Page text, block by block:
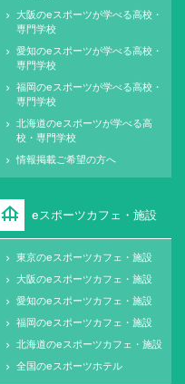
keyboard_arrow_right
大阪のeスポーツが学べる高校・
専門学校
keyboard_arrow_right
愛知のeスポーツが学べる高校・
専門学校
keyboard_arrow_right
福岡のeスポーツが学べる高校・
専門学校
keyboard_arrow_right
北海道のeスポーツが学べる高
校・専門学校
keyboard_arrow_right 情報掲載ご希望の方へ
foundation eスポーツカフェ・施設
keyboard_arrow_right 東京のeスポーツカフェ・施設
keyboard_arrow_right 大阪のeスポーツカフェ・施設
keyboard_arrow_right 愛知のeスポーツカフェ・施設
keyboard_arrow_right 福岡のeスポーツカフェ・施設
keyboard_arrow_right 北海道のeスポーツカフェ・施設
keyboard_arrow_right 全国のeスポーツホテル